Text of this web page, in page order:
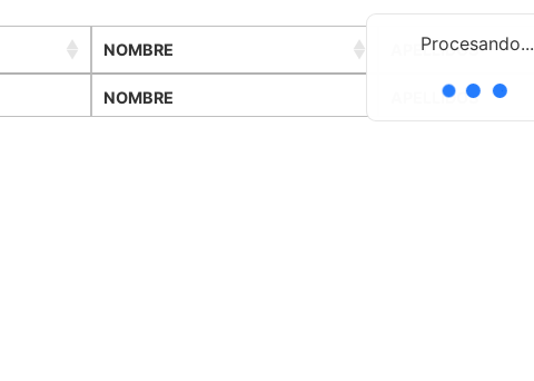
Procesando...
NOMBRE APELLIDOS
NOMBRE APELLIDOS